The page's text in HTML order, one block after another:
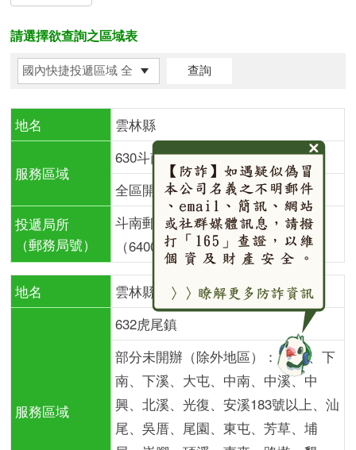
請選擇欲查詢之區域表
地名 雲林縣
服務區域
630斗南鎮
全區開辦
投遞局所
（郵務局號）
斗南郵局
（640011）
地名 雲林縣
服務區域
632虎尾鎮
部分未開辦（除外地區）： 三合、下
南、下溪、大屯、中南、中溪、中
興、北溪、光復、安溪183號以上、汕
尾、吳厝、尾園、東屯、芳草、埔